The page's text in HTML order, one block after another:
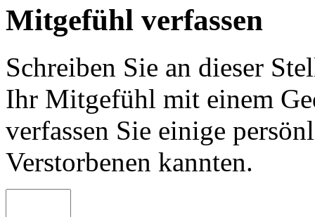
Mitgefühl verfassen
Schreiben Sie an dieser
Ihr Mitgefühl mit einem
verfassen Sie einige
Verstorbenen kannten.